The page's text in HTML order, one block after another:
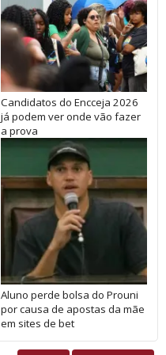
Candidatos do Encceja 2026
já podem ver onde vão fazer
a prova
Aluno perde bolsa do Prouni
por causa de apostas da mãe
em sites de bet